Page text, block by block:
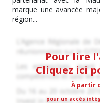
marque une avancée
région...
Pour lire
Cliquez ici
À partir
pour un accès